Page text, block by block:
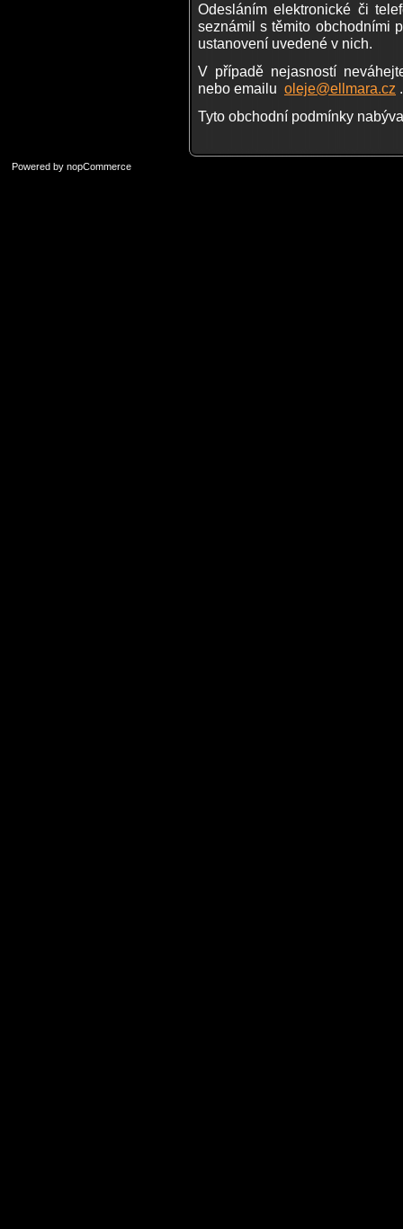
Odesláním elektronické či
seznámil s těmito obchodními
ustanovení uvedené v nich.
V případě nejasností
nebo emailu oleje@ellmara.cz .
Tyto obchodní podmínky
Powered by nopCommerce